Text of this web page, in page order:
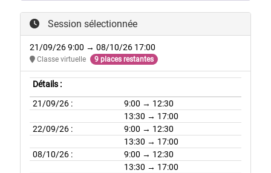
Session sélectionnée
21/09/26 9:00 → 08/10/26 17:00
Classe virtuelle 9 places restantes
Détails :
21/09/26 :
9:00 → 12:30
13:30 → 17:00
22/09/26 :
9:00 → 12:30
13:30 → 17:00
08/10/26 :
9:00 → 12:30
13:30 → 17:00